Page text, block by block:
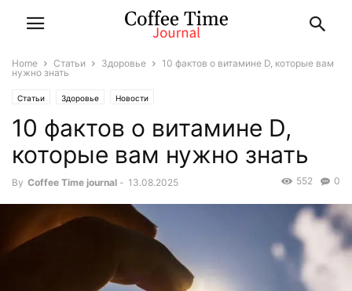
Home Статьи Здоровье
10 фактов о витамине D, которые вам
нужно знать
Статьи Здоровье Новости
10 фактов о витамине D,
которые вам нужно знать
By Coffee Time journal - 13.08.2025 0
552